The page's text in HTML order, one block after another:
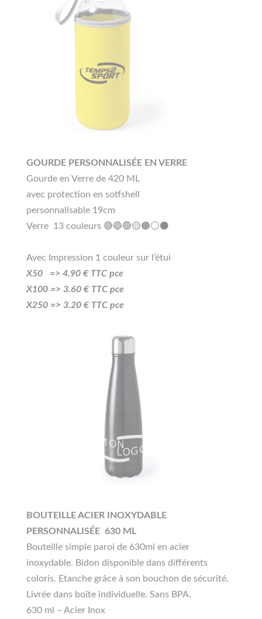
GOURDE PERSONNALISÉE EN VERRE
Gourde en Verre de 420 ML
avec protection en sotfshell
personnalisable 19cm
Verre 13 couleurs 🔴🔵🟢🟡🟠⚪⚫
Avec Impression 1 couleur sur l’étui
X50 => 4.90 € TTC pce
X100 => 3.60 € TTC pce
X250 => 3.20 € TTC pce
BOUTEILLE ACIER INOXYDABLE
PERSONNALISÉE 630 ML
Bouteille simple paroi de 630ml en acier
inoxydable. Bidon disponible dans différents
coloris. Etanche grâce à son bouchon de sécurité.
Livrée dans boîte individuelle. Sans BPA.
630 ml – Acier Inox